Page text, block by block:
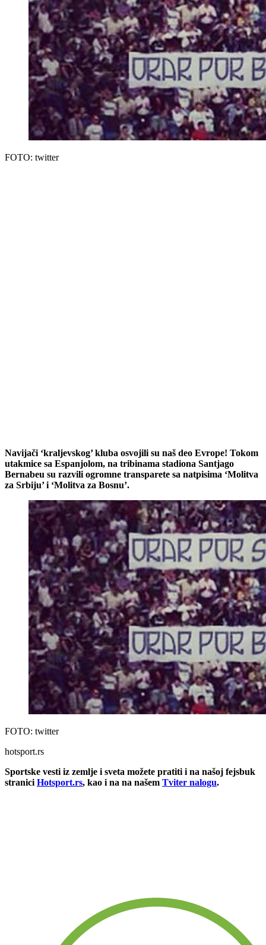
FOTO: twitter
Navijači ‘kraljevskog’ kluba osvojili su naš deo Evrope! Tokom
utakmice sa Espanjolom, na tribinama stadiona Santjago
Bernabeu su razvili ogromne transparete sa natpisima ‘Molitva
za Srbiju’ i ‘Molitva za Bosnu’.
FOTO: twitter
hotsport.rs
Sportske vesti iz zemlje i sveta možete pratiti i na našoj fejsbuk
stranici Hotsport.rs, kao i na na našem Tviter nalogu.